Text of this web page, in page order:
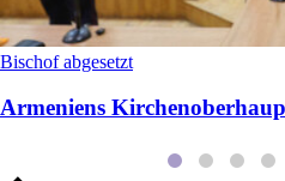
Bischof abgesetzt
Armeniens